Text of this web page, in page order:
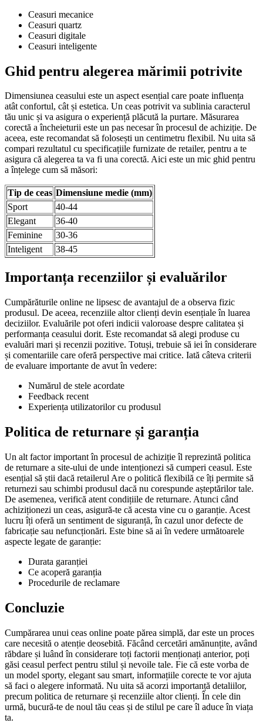
Ceasuri mecanice
Ceasuri quartz
Ceasuri digitale
Ceasuri inteligente
Ghid pentru alegerea mărimii potrivite
Dimensiunea ceasului este un aspect esențial care poate influența
atât confortul, cât și estetica. Un ceas potrivit va sublinia caracterul
tău unic și va asigura o experiență plăcută la purtare. Măsurarea
corectă a încheieturii este un pas necesar în procesul de achiziție. De
aceea, este recomandat să folosești un centimetru flexibil. Nu uita să
compari rezultatul cu specificațiile furnizate de retailer, pentru a te
asigura că alegerea ta va fi una corectă. Aici este un mic ghid pentru
a înțelege cum să măsori:
Tip de ceas Dimensiune medie (mm)
Sport
40-44
Elegant
36-40
Feminine
30-36
Inteligent
38-45
Importanța recenziilor și evaluărilor
Cumpărăturile online ne lipsesc de avantajul de a observa fizic
produsul. De aceea, recenziile altor clienți devin esențiale în luarea
deciziilor. Evaluările pot oferi indicii valoroase despre calitatea și
performanța ceasului dorit. Este recomandat să alegi produse cu
evaluări mari și recenzii pozitive. Totuși, trebuie să iei în considerare
și comentariile care oferă perspective mai critice. Iată câteva criterii
de evaluare importante de avut în vedere:
Numărul de stele acordate
Feedback recent
Experiența utilizatorilor cu produsul
Politica de returnare și garanția
Un alt factor important în procesul de achiziție îl reprezintă politica
de returnare a site-ului de unde intenționezi să cumperi ceasul. Este
esențial să știi dacă retailerul Are o politică flexibilă ce îți permite să
returnezi sau schimbi produsul dacă nu corespunde așteptărilor tale.
De asemenea, verifică atent condițiile de returnare. Atunci când
achiziționezi un ceas, asigură-te că acesta vine cu o garanție. Acest
lucru îți oferă un sentiment de siguranță, în cazul unor defecte de
fabricație sau nefuncționări. Este bine să ai în vedere următoarele
aspecte legate de garanție:
Durata garanției
Ce acoperă garanția
Procedurile de reclamare
Concluzie
Cumpărarea unui ceas online poate părea simplă, dar este un proces
care necesită o atenție deosebită. Făcând cercetări amănunțite, având
răbdare și luând în considerare toți factorii menționați anterior, poți
găsi ceasul perfect pentru stilul și nevoile tale. Fie că este vorba de
un model sporty, elegant sau smart, informațiile corecte te vor ajuta
să faci o alegere informată. Nu uita să acorzi importanță detaliilor,
precum politica de returnare și recenziile altor clienți. În cele din
urmă, bucură-te de noul tău ceas și de stilul pe care îl aduce în viața
ta.